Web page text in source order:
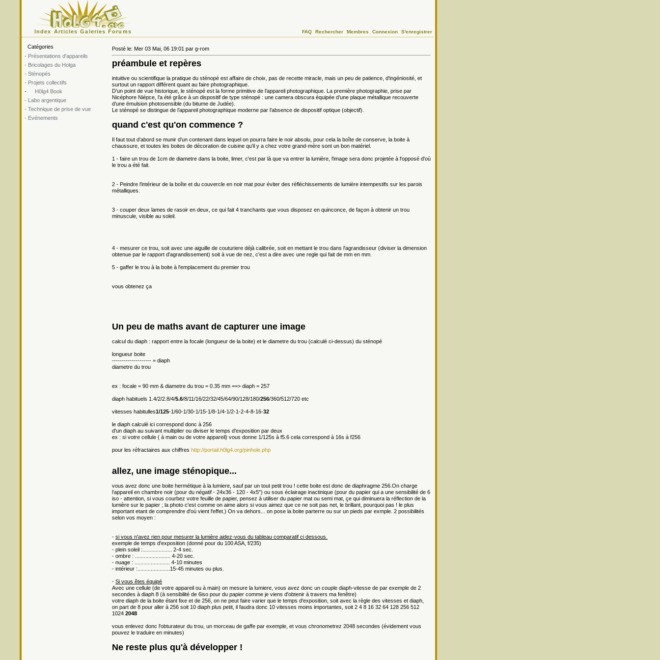
Index Articles Galeries Forums FAQ Rechercher Membres Connexion S'enregistrer
Catégories
- Présentations d'appareils
- Bricolages du Holga
- Sténopés
- Projets collectifs
-
H0lg4 Book
- Labo argentique
- Technique de prise de vue
- Evénements
Posté le: Mer 03 Mai, 06 19:01 par g-rom
préambule et repères
intuitive ou scientifique la pratique du sténopé est affaire de choix, pas de recette miracle, mais un peu de patience, d'ingéniosité, et
surtout un rapport différent quant au faire photographique.
D’un point de vue historique, le sténopé est la forme primitive de l’appareil photographique. La première photographie, prise par
Nicéphore Niépce, l’a été grâce à un dispositif de type sténopé : une camera obscura équipée d’une plaque métallique recouverte
d’une émulsion photosensible (du bitume de Judée).
Le sténopé se distingue de l’appareil photographique moderne par l’absence de dispositif optique (objectif).
quand c'est qu'on commence ?
Il faut tout d’abord se munir d’un contenant dans lequel on pourra faire le noir absolu, pour cela la boîte de conserve, la boite à
chaussure, et toutes les boites de décoration de cuisine qu'il y a chez votre grand-mère sont un bon matériel.
1 - faire un trou de 1cm de diametre dans la boite, limer, c'est par là que va entrer la lumière, l'image sera donc projetée à l'opposé d'où
le trou a été fait.
2 - Peindre l’intérieur de la boîte et du couvercle en noir mat pour éviter des réfléchissements de lumière intempestifs sur les parois
métalliques.
3 - couper deux lames de rasoir en deux, ce qui fait 4 tranchants que vous disposez en quinconce, de façon à obtenir un trou
minuscule, visible au soleil.
4 - mesurer ce trou, soit avec une aiguille de couturiere déjà calibrée, soit en mettant le trou dans l'agrandisseur (diviser la dimension
obtenue par le rapport d'agrandissement) soit à vue de nez, c'est a dire avec une regle qui fait de mm en mm.
5 - gaffer le trou à la boite à l'emplacement du premier trou
vous obtenez ça
Un peu de maths avant de capturer une image
calcul du diaph : rapport entre la focale (longueur de la boite) et le diametre du trou (calculé ci-dessus) du sténopé
longueur boite
-------------------- = diaph
diametre du trou
ex : focale = 90 mm & diametre du trou = 0.35 mm ==> diaph = 257
diaph habituels 1.4/2/2.8/4/5.6/8/11/16/22/32/45/64/90/128/180/256/360/512/720 etc
vitesses habitulles1/125-1/60-1/30-1/15-1/8-1/4-1/2-1-2-4-8-16-32
le diaph calculé ici correspond donc à 256
d'un diaph au suivant multiplier ou diviser le temps d'exposition par deux
ex : si votre cellule ( à main ou de votre appareil) vous donne 1/125s à f5.6 cela correspond à 16s à f256
pour les réfractaires aux chiffres http://portail.h0lg4.org/pinhole.php
allez, une image sténopique...
vous avez donc une boite hermétique à la lumiere, sauf par un tout petit trou ! cette boite est donc de diaphragme 256.On charge
l’appareil en chambre noir (pour du négatif - 24x36 - 120 - 4x5") ou sous éclairage inactinique (pour du papier qui a une sensibilité de 6
iso - attention, si vous courbez votre feuille de papier, pensez à utiliser du papier mat ou semi mat, çe qui diminuera la réflection de la
lumière sur le papier ; la photo c'est comme on aime alors si vous aimez que ce ne soit pas net, le brillant, pourquoi pas ! le plus
important etant de comprendre d'où vient l'effet.) On va dehors... on pose la boite parterre ou sur un pieds par exmple. 2 possibilités
selon vos moyen :
- si vous n'avez rien pour mesurer la lumière aidez-vous du tableau comparatif ci dessous.
exemple de temps d'exposition (donné pour du 100 ASA, f/235)
- plein soleil :.................... 2-4 sec.
- ombre : ........................ 4-20 sec.
- nuage : ........................ 4-10 minutes
- intérieur :......................15-45 minutes ou plus.
- Si vous êtes équipé
Avec une cellule (de votre appareil ou à main) on mesure la lumiere, vous avez donc un couple diaph-vitesse de par exemple de 2
secondes à diaph 8 (à sensibilité de 6iso pour du papier comme je viens d'obtenir à travers ma fenêtre)
votre diaph de la boite étant fixe et de 256, on ne peut faire varier que le temps d'exposition, soit avec la règle des vitesses et diaph,
on part de 8 pour aller à 256 soit 10 diaph plus petit, il faudra donc 10 vitesses moins importantes, soit 2 4 8 16 32 64 128 256 512
1024 2048
vous enlevez donc l'obturateur du trou, un morceau de gaffe par exemple, et vous chronometrez 2048 secondes (évidement vous
pouvez le traduire en minutes)
Ne reste plus qu'à développer !